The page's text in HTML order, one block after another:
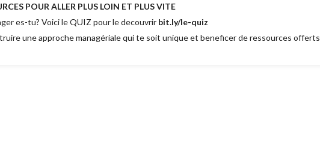
POUR ALLER PLUS LOIN ET PLUS VITE
es-tu? Voici le QUIZ pour le decouvrir bit.ly/le-quiz
une approche managériale qui te soit unique et beneficer de ressources offerts